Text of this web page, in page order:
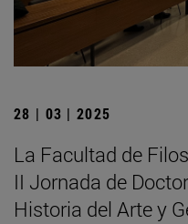
28 | 03 | 2025
La Facultad de
II Jornada de
Historia del Arte y